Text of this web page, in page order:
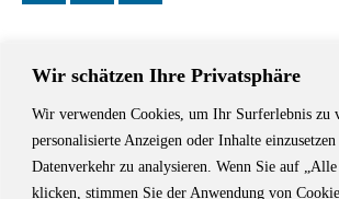
Wir schätzen Ihre Privatsphäre
Wir verwenden Cookies, um Ihr Surferlebnis zu
personalisierte Anzeigen oder Inhalte einzusetzen
Datenverkehr zu analysieren. Wenn Sie auf
klicken, stimmen Sie der Anwendung von
Das Schriftstellerhaus ist ein beliebter Treffpunkt
Autoren aus Stuttgart und der Region sowie ein
Lesungen, Tagungen und Schreibwerkstätten.